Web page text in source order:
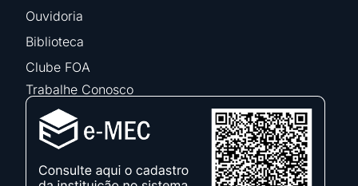
Ouvidoria
Biblioteca
Clube FOA
Trabalhe Conosco